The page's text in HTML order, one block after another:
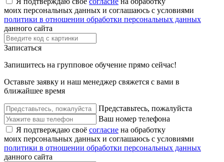
моих персональных данных и соглашаюсь с условиями
политики в отношении обработки персональных данных
данного сайта
Записаться
Запишитесь на групповое обучение прямо сейчас!
Оставьте заявку и наш менеджер свяжется с вами в
ближайшее время
Представьтесь, пожалуйста
Ваш номер телефона
Я подтверждаю своё согласие на обработку
моих персональных данных и соглашаюсь с условиями
политики в отношении обработки персональных данных
данного сайта